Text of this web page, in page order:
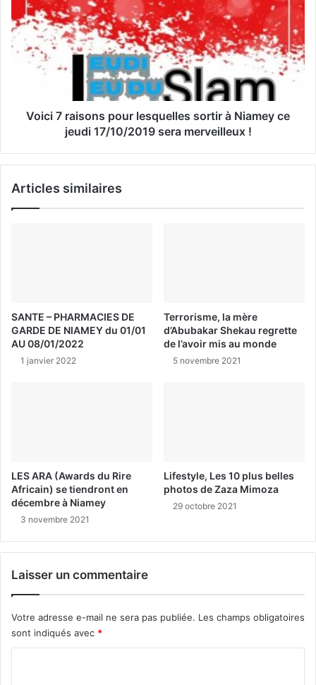
l
Voici 7 raisons pour lesquelles sortir à Niamey ce
jeudi 17/10/2019 sera merveilleux !
Articles similaires
SANTE – PHARMACIES DE
GARDE DE NIAMEY du 01/01
AU 08/01/2022
1 janvier 2022
Terrorisme, la mère
d’Abubakar Shekau regrette
de l’avoir mis au monde
5 novembre 2021
LES ARA (Awards du Rire
Africain) se tiendront en
décembre à Niamey
3 novembre 2021
Lifestyle, Les 10 plus belles
photos de Zaza Mimoza
29 octobre 2021
Laisser un commentaire
Votre adresse e-mail ne sera pas publiée. Les champs obligatoires
sont indiqués avec *